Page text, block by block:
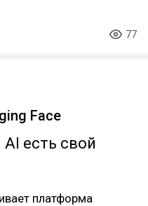
77
Face
есть свой
платформа